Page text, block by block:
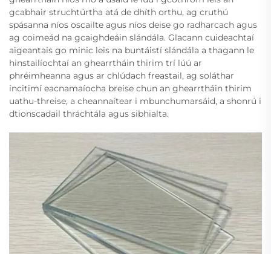
gcabhair struchtúrtha atá de dhíth orthu, ag cruthú
spásanna níos oscailte agus níos deise go radharcach agus
ag coimeád na gcaighdeáin slándála. Glacann cuideachtaí
aigeantais go minic leis na buntáistí slándála a thagann le
hinstailíochtaí an ghearrtháin thirim trí lúú ar
phréimheanna agus ar chlúdach freastail, ag soláthar
incitimí eacnamaíocha breise chun an ghearrtháin thirim
uathu-threise, a cheannaítear i mbunchumarsáid, a shonrú i
dtionscadail thráchtála agus sibhialta.